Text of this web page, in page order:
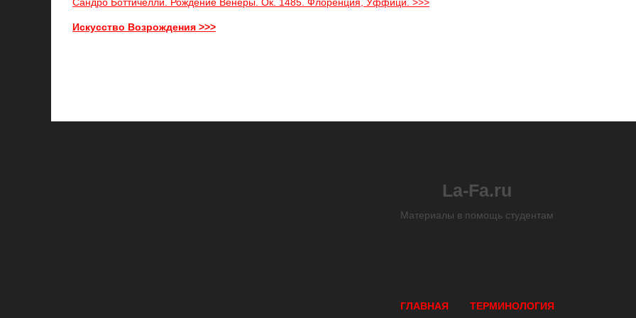
Искусство Возрождения >>>
La-Fa.ru
Материалы в помощь студентам
ГЛАВНАЯ ТЕРМИНОЛОГИЯ